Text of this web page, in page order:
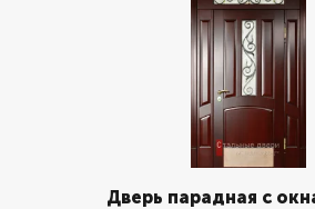
Дверь парадная с